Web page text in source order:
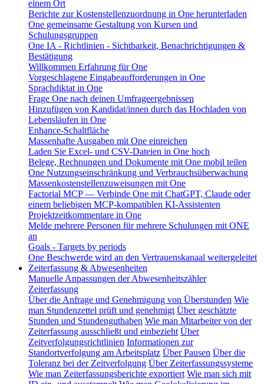
einem Ort
Berichte zur Kostenstellenzuordnung in One herunterladen
One gemeinsame Gestaltung von Kursen und
Schulungsgruppen
One IA - Richtlinien - Sichtbarkeit, Benachrichtigungen &
Bestätigung
Willkommen Erfahrung für One
Vorgeschlagene Eingabeaufforderungen in One
Sprachdiktat in One
Frage One nach deinen Umfrageergebnissen
Hinzufügen von Kandidat/innen durch das Hochladen von
Lebensläufen in One
Enhance-Schaltfläche
Massenhafte Ausgaben mit One einreichen
Laden Sie Excel- und CSV-Dateien in One hoch
Belege, Rechnungen und Dokumente mit One mobil teilen
One Nutzungseinschränkung und Verbrauchsüberwachung
Massenkostenstellenzuweisungen mit One
Factorial MCP — Verbinde One mit ChatGPT, Claude oder
einem beliebigen MCP-kompatiblen KI-Assistenten
Projektzeitkommentare in One
Melde mehrere Personen für mehrere Schulungen mit ONE
an
Goals - Targets by periods
One Beschwerde wird an den Vertrauenskanaal weitergeleitet
Zeiterfassung & Abwesenheiten
Manuelle Anpassungen der Abwesenheitszähler
Zeiterfassung
Über die Anfrage und Genehmigung von Überstunden Wie
man Stundenzettel prüft und genehmigt Über geschätzte
Stunden und Stundenguthaben Wie man Mitarbeiter von der
Zeiterfassung ausschließt und einbezieht Über
Zeitverfolgungsrichtlinien Informationen zur
Standortverfolgung am Arbeitsplatz Über Pausen Über die
Toleranz bei der Zeitverfolgung Über Zeiterfassungssysteme
Wie man Zeiterfassungsberichte exportiert Wie man sich mit